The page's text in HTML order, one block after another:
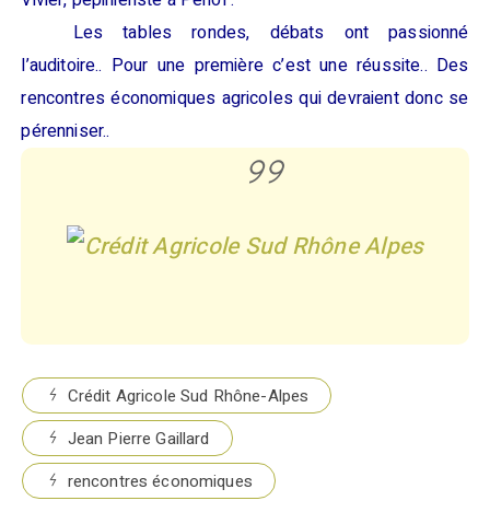
Les tables rondes, débats ont passionné
l’auditoire.. Pour une première c’est une réussite.. Des
rencontres économiques agricoles qui devraient donc se
pérenniser..
Crédit Agricole Sud Rhône-Alpes
Jean Pierre Gaillard
rencontres économiques